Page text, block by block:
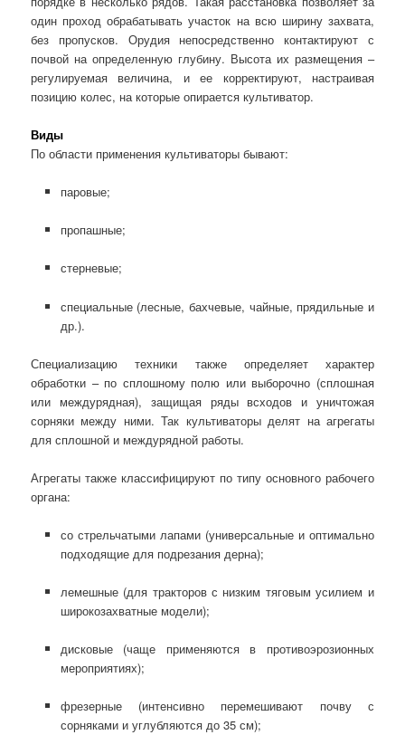
один проход обрабатывать участок на всю ширину захвата,
без пропусков. Орудия непосредственно контактируют с
почвой на определенную глубину. Высота их размещения –
регулируемая величина, и ее корректируют, настраивая
позицию колес, на которые опирается культиватор.
Виды
По области применения культиваторы бывают:
паровые;
пропашные;
стерневые;
специальные (лесные, бахчевые, чайные, прядильные и
др.).
Специализацию техники также определяет характер
обработки – по сплошному полю или выборочно (сплошная
или междурядная), защищая ряды всходов и уничтожая
сорняки между ними. Так культиваторы делят на агрегаты
для сплошной и междурядной работы.
Агрегаты также классифицируют по типу основного рабочего
органа:
со стрельчатыми лапами (универсальные и оптимально
подходящие для подрезания дерна);
лемешные (для тракторов с низким тяговым усилием и
широкозахватные модели);
дисковые (чаще применяются в противоэрозионных
мероприятиях);
фрезерные (интенсивно перемешивают почву с
сорняками и углубляются до 35 см);